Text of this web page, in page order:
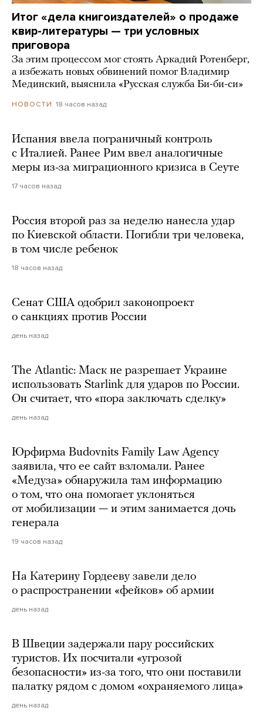
Итог «дела книгоиздателей» о продаже
квир-литературы — три условных
приговора
За этим процессом мог стоять Аркадий Ротенберг,
а избежать новых обвинений помог Владимир
Мединский, выяснила «Русская служба Би-би-си»
НОВОСТИ 18 часов назад
Испания ввела пограничный контроль
с Италией. Ранее Рим ввел аналогичные
меры из-за миграционного кризиса в Сеуте
17 часов назад
Россия второй раз за неделю нанесла удар
по Киевской области. Погибли три человека,
в том числе ребенок
18 часов назад
Сенат США одобрил законопроект
о санкциях против России
день назад
The Atlantic: Маск не разрешает Украине
использовать Starlink для ударов по России.
Он считает, что «пора заключать сделку»
день назад
Юрфирма Budovnits Family Law Agency
заявила, что ее сайт взломали. Ранее
«Медуза» обнаружила там информацию
о том, что она помогает уклоняться
от мобилизации — и этим занимается дочь
генерала
19 часов назад
На Катерину Гордееву завели дело
о распространении «фейков» об армии
день назад
В Швеции задержали пару российских
туристов. Их посчитали «угрозой
безопасности» из-за того, что они поставили
палатку рядом с домом «охраняемого лица»
день назад